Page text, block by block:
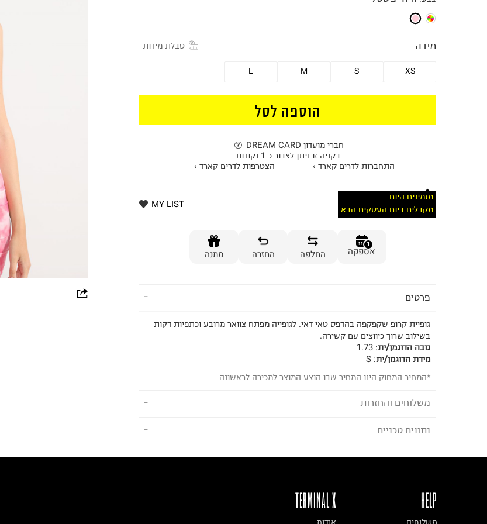
מידה טבלת מידות
XS
S
M
L
הוספה לסל
חברי מועדון DREAM CARD
בקניה זו ניתן לצבור כ 1 נקודות
התחברות לדרים קארד ›
הצטרפות לדרים קארד ›
מזמינים היום
מקבלים ביום העסקים הבא
MY LIST
1
אספקה החלפה החזרה מתנה
פרטים
גופיית קרופ שקפקפה בהדפס טאי דאי. לגופייה מפתח צוואר מרובע וכתפיות דקות
בשילוב שרוך כיווצים עם קשירה.
גובה הדוגמן/ית:
1.73
מידת הדוגמן/ית:
S
*המחיר המחוק הינו המחיר שבו הוצע המוצר למכירה לראשונה
משלוחים והחזרות
לבחירת בשיטת המשלוח המתאימה לכם,
ניתן גם להחזיר את החבילה דרך דואר ישראל ללא תשלום.
כאן.
נתונים טכניים
הוראות כביסה
TERMINAL X HELP